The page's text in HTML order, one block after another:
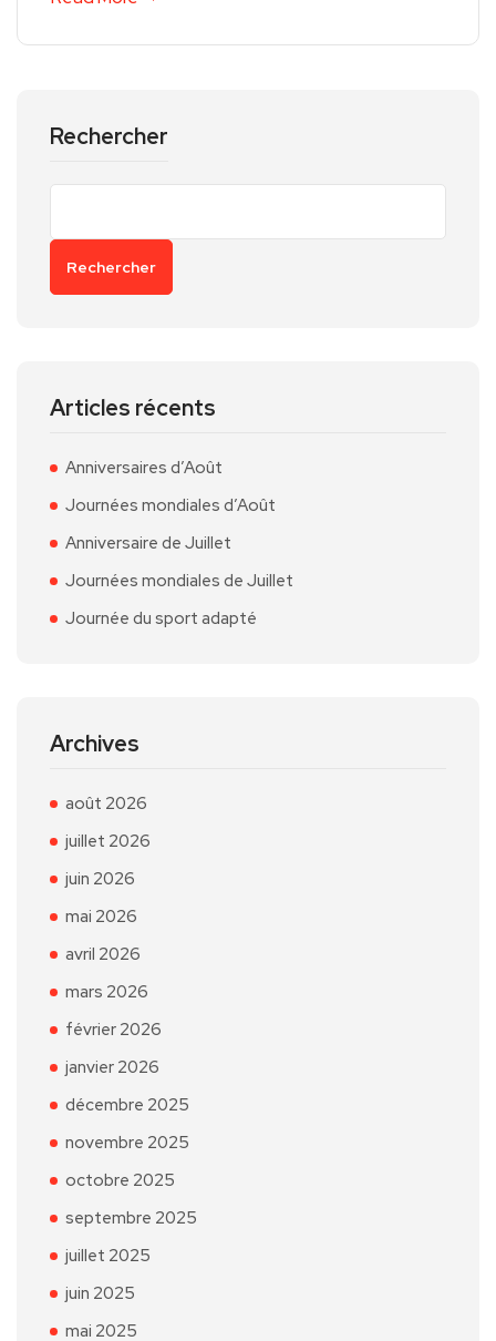
Rechercher
Rechercher
Articles récents
Anniversaires d’Août
Journées mondiales d’Août
Anniversaire de Juillet
Journées mondiales de Juillet
Journée du sport adapté
Archives
août 2026
juillet 2026
juin 2026
mai 2026
avril 2026
mars 2026
février 2026
janvier 2026
décembre 2025
novembre 2025
octobre 2025
septembre 2025
juillet 2025
juin 2025
mai 2025